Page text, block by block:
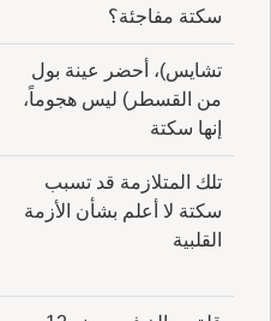
سكتة مفاجئة؟
تشايس)، أحضر عينة بول
من القسطر) ليس هجوماً،
إنها سكتة
تلك المتلازمة قد تسبب
سكتة لا أعلم بشأن الأزمة
القلبية